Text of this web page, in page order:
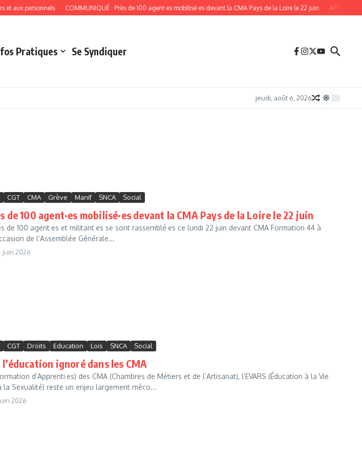
personnels COMMUNIQUÉ : Près de 100 agent·es mobilisé·es devant la CMA Pays de la Loire le 22 juin APPEL À LA
Pratiques Se Syndiquer
jeudi, août 6, 2026
CGT CMA Grève Manif SNCA Social
de 100 agent·es mobilisé·es devant la CMA Pays de la Loire le 22 juin
de 100 agent·es et militant·es se sont rassemblé·es ce lundi 22 juin devant CMA Formation 44 à
de l’Assemblée Générale...
juin 2026
CGT Droits Education Lois SNCA Social
l’éducation ignoré dans les CMA
d’Apprenti·es) des CMA (Chambres de Métiers et de l’Artisanat), l’EVARS (Éducation à la Vie
Sexualité) reste un enjeu largement méco...
2026